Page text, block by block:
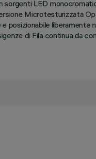
sorgenti LED
Microtesturizzata
posizionabile
di Fila continua da